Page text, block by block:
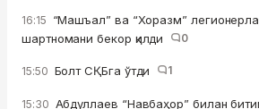
16:15 “Машъал” ва “Хоразм”
шартномани бекор қилди
0
15:50 Болт СҚБга ўтди 1
15:30 Абдуллаев “Навбаҳор” билан